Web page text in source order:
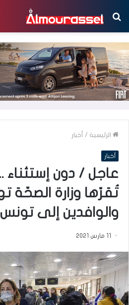
بحث
عن
الرئيسية / أخبار
أخبار
عاجل / دون إستثناء
تُقرّها وزارة الصحّة
والوافدين إلى تونس
11 مارس 2021